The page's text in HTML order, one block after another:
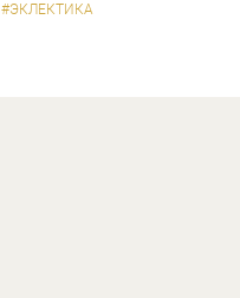
#ЭКЛЕКТИКА